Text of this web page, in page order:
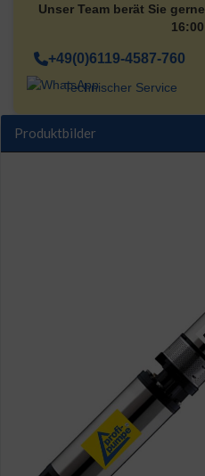
Unser Team berät Sie
+49(0)6119-4587-760
Technischer Service
Produktbilder